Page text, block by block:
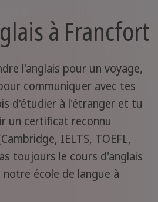
à Francfort
l'anglais pour un voyage,
communiquer avec tes
d'étudier à l'étranger et tu
un certificat reconnu
IELTS, TOEFL,
toujours le cours d'anglais
école de langue à